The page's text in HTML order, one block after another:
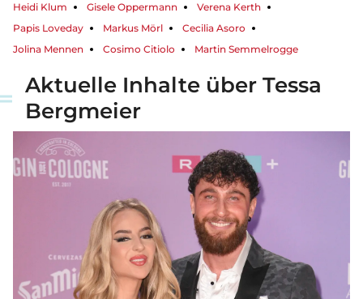
Heidi Klum
Gisele Oppermann
Verena Kerth
Papis Loveday
Markus Mörl
Cecilia Asoro
Jolina Mennen
Cosimo Citiolo Martin Semmelrogge
Aktuelle Inhalte über Tessa
Bergmeier